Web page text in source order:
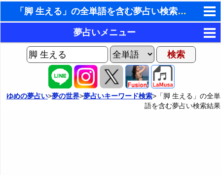
「脚 生える」の全単語を含む夢占い検索結果
東洋・西洋占星術
ホラリー占星術
手相占いで未来診断
タロットカードで無料占い
夢占いメニュー
AIゆめの夢占いチャット
ヨセフの夢占い
夢占い掲示板
ゆめの夢占い>夢の世界>夢占いキーワード検索>「脚 生える」の全単
語を含む夢占い検索結果